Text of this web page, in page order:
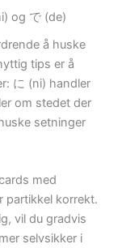
og で (de)
å huske
tips er å
に (ni) handler
om stedet der
setninger
med
partikkel korrekt.
vil du gradvis
selvsikker i